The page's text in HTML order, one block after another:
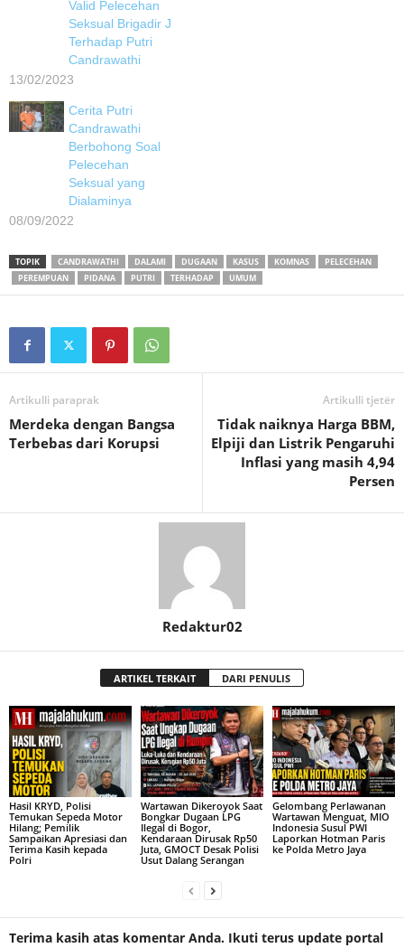
Valid Pelecehan
Seksual Brigadir J
Terhadap Putri
Candrawathi
13/02/2023
Cerita Putri
Candrawathi
Berbohong Soal
Pelecehan
Seksual yang
Dialaminya
08/09/2022
TOPIK CANDRAWATHI DALAMI DUGAAN KASUS KOMNAS
PELECEHAN
PEREMPUAN
PIDANA PUTRI TERHADAP UMUM
Artikulli paraprak
Merdeka dengan Bangsa
Terbebas dari Korupsi
Artikulli tjetër
Tidak naiknya Harga BBM,
Elpiji dan Listrik Pengaruhi
Inflasi yang masih 4,94
Persen
Redaktur02
ARTIKEL TERKAIT DARI PENULIS
Hasil KRYD, Polisi
Temukan Sepeda Motor
Hilang; Pemilik
Sampaikan Apresiasi dan
Terima Kasih kepada
Polri
Wartawan Dikeroyok Saat
Bongkar Dugaan LPG
Ilegal di Bogor,
Kendaraan Dirusak Rp50
Juta, GMOCT Desak Polisi
Usut Dalang Serangan
Gelombang Perlawanan
Wartawan Menguat, MIO
Indonesia Susul PWI
Laporkan Hotman Paris
ke Polda Metro Jaya
Terima kasih atas komentar Anda. Ikuti terus update portal